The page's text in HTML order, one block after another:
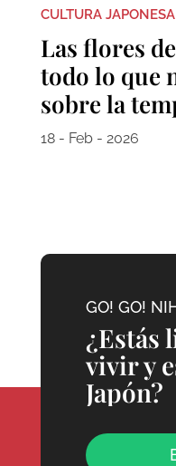
CULTURA JAPONESA
Las flores
todo lo que
sobre la
18 - Feb - 2026
GO! GO!
¿Estás
vivir y
Japón?